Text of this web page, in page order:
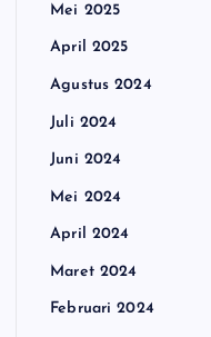
Mei 2025
April 2025
Agustus 2024
Juli 2024
Juni 2024
Mei 2024
April 2024
Maret 2024
Februari 2024